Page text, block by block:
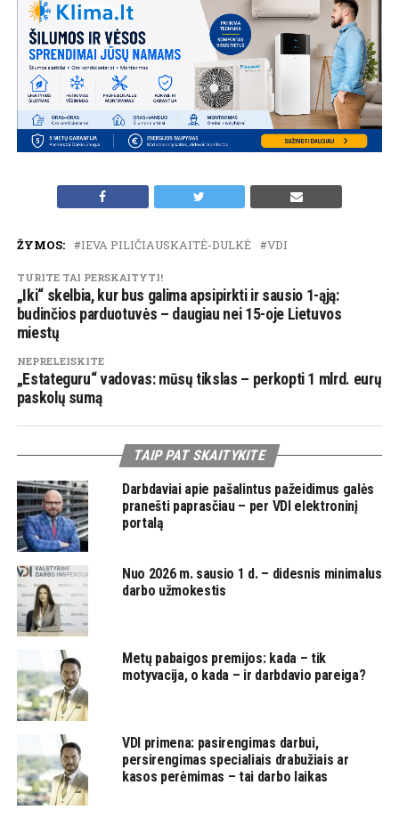
ŽYMOS: IEVA PILIČIAUSKAITĖ-DULKĖ VDI
TURITE TAI PERSKAITYTI!
„Iki“ skelbia, kur bus galima apsipirkti ir sausio 1-ąją:
budinčios parduotuvės – daugiau nei 15-oje Lietuvos
miestų
NEPRELEISKITE
„Estateguru“ vadovas: mūsų tikslas – perkopti 1 mlrd. eurų
paskolų sumą
TAIP PAT SKAITYKITE
Darbdaviai apie pašalintus pažeidimus galės
pranešti paprasčiau – per VDI elektroninį
portalą
Nuo 2026 m. sausio 1 d. – didesnis minimalus
darbo užmokestis
Metų pabaigos premijos: kada – tik
motyvacija, o kada – ir darbdavio pareiga?
VDI primena: pasirengimas darbui,
persirengimas specialiais drabužiais ar
kasos perėmimas – tai darbo laikas